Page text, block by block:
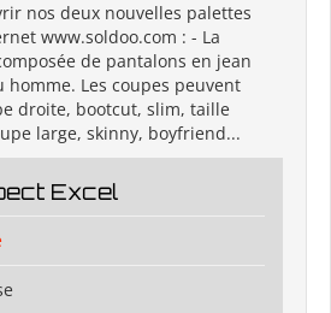
nos deux nouvelles palettes
www.soldoo.com : - La
de pantalons en jean
Les coupes peuvent
droite, bootcut, slim, taille
large, skinny, boyfriend...
Excel